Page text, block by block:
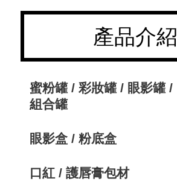
產品介紹
蜜粉罐 / 彩妝罐 / 眼影罐 /
組合罐
眼影盒 / 粉底盒
口紅 / 護唇膏包材